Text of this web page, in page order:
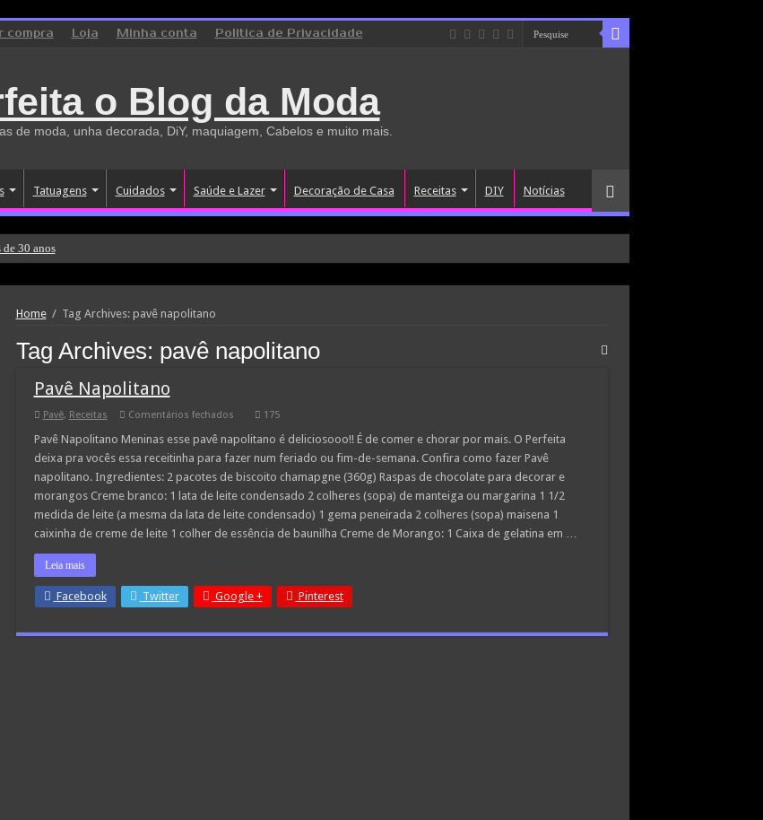
compra Loja Minha conta Politica de Privacidade
o Blog da Moda
de moda, unha decorada, DiY, maquiagem, Cabelos e muito mais.
Tatuagens Cuidados Saúde e Lazer Decoração de Casa Receitas DIY Notícias
30 anos
Home / Tag Archives: pavê napolitano
Tag Archives: pavê napolitano
Pavê Napolitano
Pavê, Receitas Comentários fechadosem
Napolitano
175
Pavê Napolitano Meninas esse pavê napolitano é deliciosooo!! É de comer e chorar por mais. O Perfeita
deixa pra vocês essa receitinha para fazer num feriado ou fim-de-semana. Confira como fazer Pavê
napolitano. Ingredientes: 2 pacotes de biscoito chamapgne (360g) Raspas de chocolate para decorar e
morangos Creme branco: 1 lata de leite condensado 2 colheres (sopa) de manteiga ou margarina 1 1/2
medida de leite (a mesma da lata de leite condensado) 1 gema peneirada 2 colheres (sopa) maisena 1
caixinha de creme de leite 1 colher de essência de baunilha Creme de Morango: 1 Caixa de gelatina em …
Leia mais
Facebook Twitter Google + Pinterest